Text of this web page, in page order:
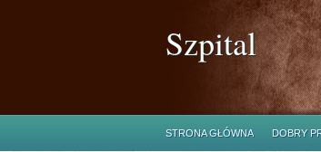
Szpital
STRONA GŁÓWNA DOBRY